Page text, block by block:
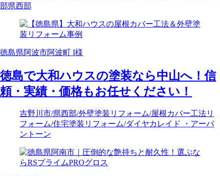
部県西部
徳島県阿波市阿波町 I様
徳島で大和ハウスの塗装なら中山へ！信
頼・実績・価格もお任せください！
吉野川市/県西部/外壁塗装リフォーム/屋根カバー工法リ
フォーム/住宅塗装リフォーム/ダイヤカレイド ・アーバ
ントーン